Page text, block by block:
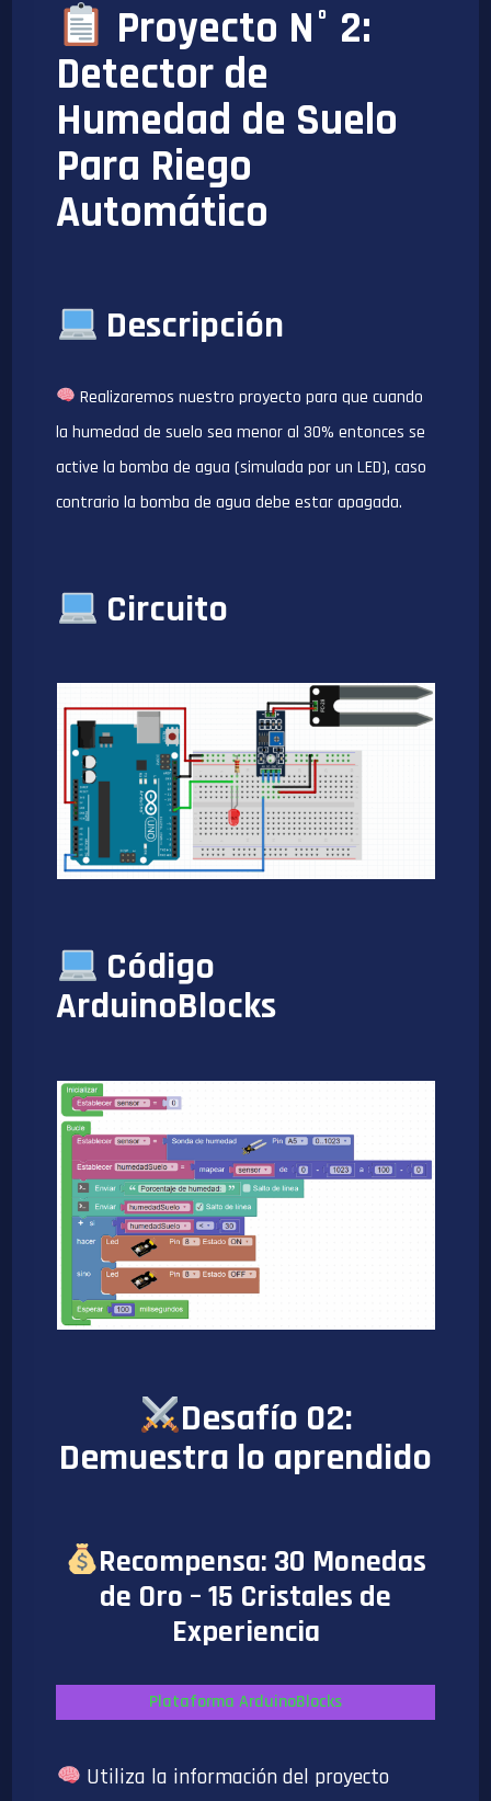
Proyecto N° 2:
Detector de
Humedad de Suelo
Para Riego
Automático
Descripción
Realizaremos nuestro proyecto para que cuando
la humedad de suelo sea menor al 30% entonces se
active la bomba de agua (simulada por un LED), caso
contrario la bomba de agua debe estar apagada.
Circuito
Código
ArduinoBlocks
Desafío 02:
Demuestra lo aprendido
Recompensa: 30 Monedas
de Oro – 15 Cristales de
Experiencia
Plataforma ArduinoBlocks
Utiliza la información del proyecto